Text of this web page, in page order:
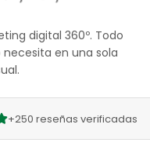
digital 360º. Todo
en una sola
+250 reseñas verificadas